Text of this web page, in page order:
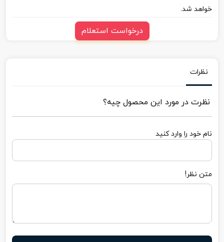
خواهد شد.
درخواست استعلام
نظرات
نظرت در مورد این محصول چیه؟
نام خود را وارد کنید
متن نظر!